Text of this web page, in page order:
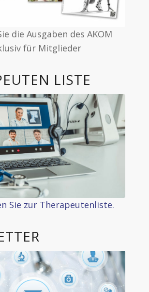
die Ausgaben des AKOM
für Mitglieder
LISTE
Sie zur Therapeutenliste.